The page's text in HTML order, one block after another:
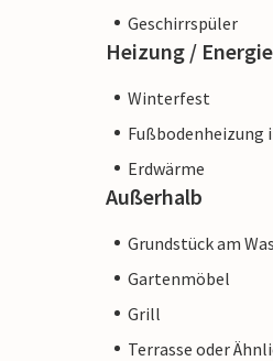
Geschirrspüler
Heizung / Energie
Winterfest
Fußbodenheizung
Erdwärme
Außerhalb
Grundstück am
Gartenmöbel
Grill
Terrasse oder